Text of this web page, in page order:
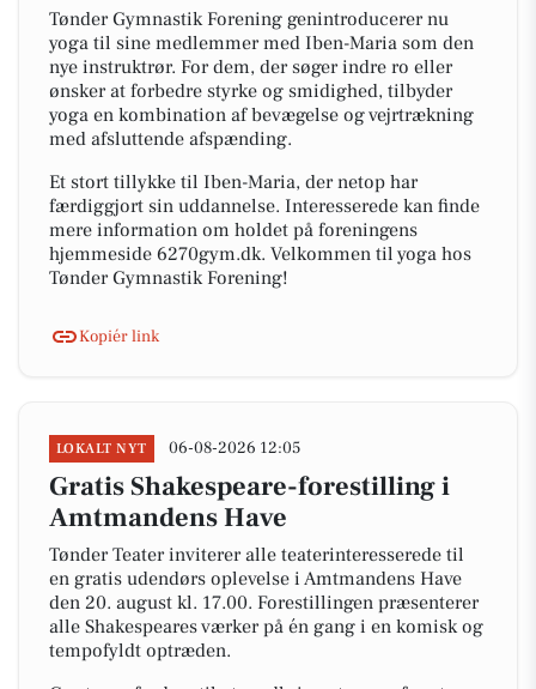
Tønder Gymnastik Forening genintroducerer nu
yoga til sine medlemmer med Iben-Maria som den
nye instruktrør. For dem, der søger indre ro eller
ønsker at forbedre styrke og smidighed, tilbyder
yoga en kombination af bevægelse og vejrtrækning
med afsluttende afspænding.
Et stort tillykke til Iben-Maria, der netop har
færdiggjort sin uddannelse. Interesserede kan finde
mere information om holdet på foreningens
hjemmeside 6270gym.dk. Velkommen til yoga hos
Tønder Gymnastik Forening!
Kopiér link
LOKALT NYT 06-08-2026 12:05
Gratis Shakespeare-forestilling i
Amtmandens Have
Tønder Teater inviterer alle teaterinteresserede til
en gratis udendørs oplevelse i Amtmandens Have
den 20. august kl. 17.00. Forestillingen præsenterer
alle Shakespeares værker på én gang i en komisk og
tempofyldt optræden.